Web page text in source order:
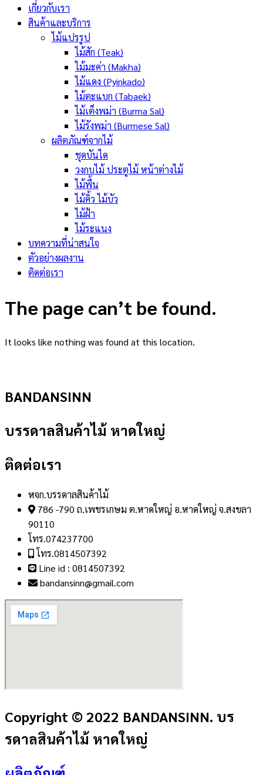
เกี่ยวกับเรา
สินค้าและบริการ
ไม้แปรรูป
ไม้สัก (Teak)
ไม้มะค่า (Makha)
ไม้แดง (Pyinkado)
ไม้ตะแบก (Tabaek)
ไม้เต็งพม่า (Burma Sal)
ไม้รังพม่า (Burmese Sal)
ผลิตภัณฑ์จากไม้
ชุดบันได
วงกบไม้ ประตูไม้ หน้าต่างไม้
ไม้พื้น
ไม้คิ้ว ไม้บัว
ไม้ฝ้า
ไม้ระแนง
บทความที่น่าสนใจ
ตัวอย่างผลงาน
ติดต่อเรา
The page can’t be found.
It looks like nothing was found at this location.
BANDANSINN
บรรดาลสินค้าไม้ หาดใหญ่
ติดต่อเรา
หจก.บรรดาลสินค้าไม้
786 -790 ถ.เพชรเกษม ต.หาดใหญ่ อ.หาดใหญ่ จ.สงขลา
90110
โทร.074237700
โทร.0814507392
Line id : 0814507392
bandansinn@gmail.com
Copyright © 2022 BANDANSINN. บร
รดาลสินค้าไม้ หาดใหญ่